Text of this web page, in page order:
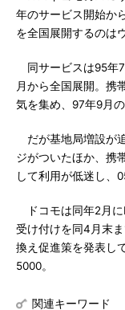
年のサービス開始か
を全国展開するのは
同サービスは95年
月から全国展開。携
気を集め、97年9月
だが基地局増設が
ジがついたほか、携
して利用が低迷し、
ドコモは同年2月に
受け付けを同4月末
換え促進策を発表し
5000。
関連キーワード